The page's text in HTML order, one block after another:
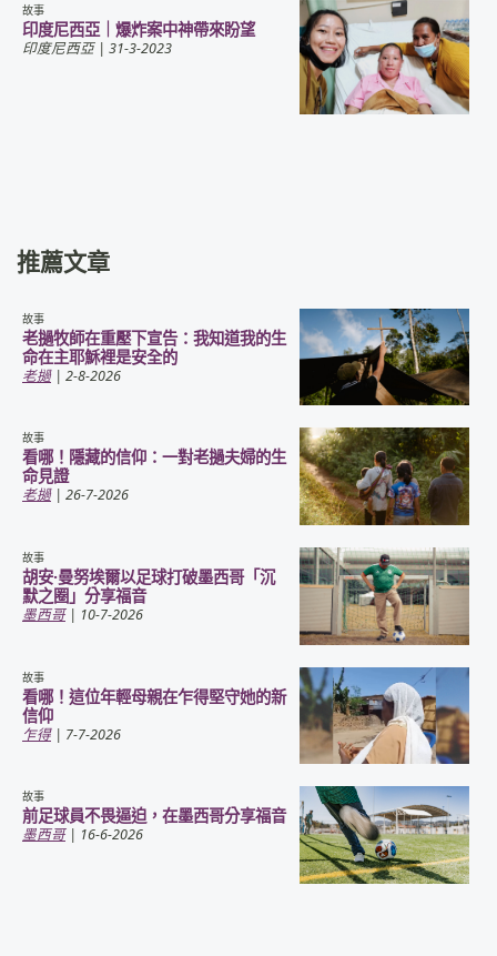
故事
印度尼西亞｜爆炸案中神帶來盼望
印度尼西亞| 31-3-2023
推薦文章
故事
老撾牧師在重壓下宣告：我知道我的生
命在主耶穌裡是安全的
老撾| 2-8-2026
故事
看哪！隱藏的信仰：一對老撾夫婦的生
命見證
老撾| 26-7-2026
故事
胡安·曼努埃爾以足球打破墨西哥「沉
默之圈」分享福音
墨西哥| 10-7-2026
故事
看哪！這位年輕母親在乍得堅守她的新
信仰
乍得| 7-7-2026
故事
前足球員不畏逼迫，在墨西哥分享福音
墨西哥| 16-6-2026